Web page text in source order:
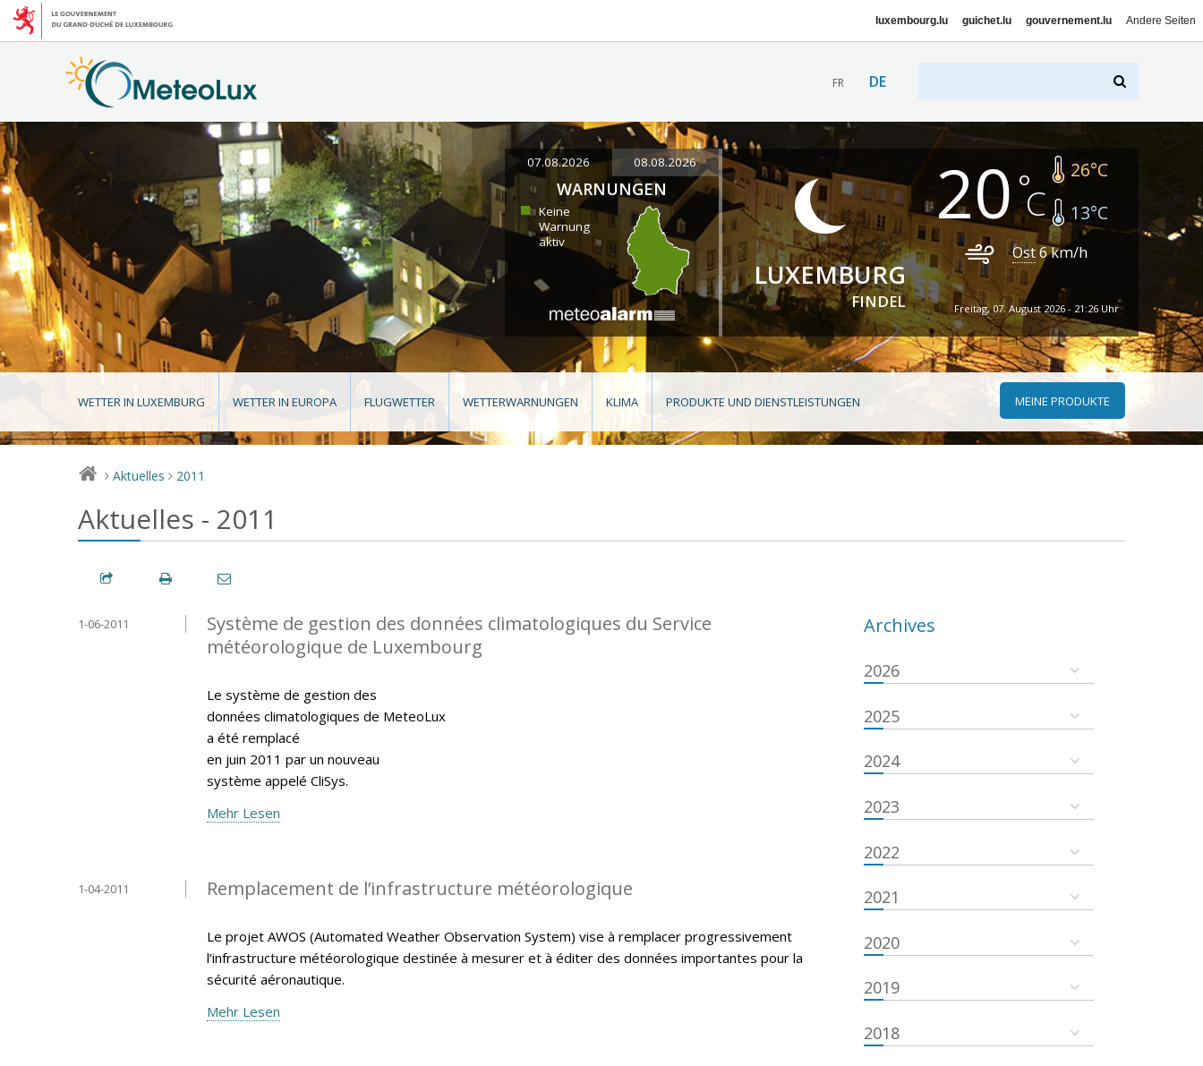
luxembourg.lu guichet.lu gouvernement.lu Andere Seiten
FR DE
07.08.2026 08.08.2026
WARNUNGEN
Keine
Warnung
aktiv
LUXEMBURG
FINDEL
20 26°C
13°C
Ost6km/h
Freitag, 07. August 2026 - 21:26 Uhr
WETTER IN LUXEMBURG WETTER IN EUROPA FLUGWETTER WETTERWARNUNGEN KLIMA PRODUKTE UND DIENSTLEISTUNGEN MEINE PRODUKTE
> Aktuelles > 2011
Aktuelles - 2011
Système de gestion des données climatologiques du Service
météorologique de Luxembourg
1-06-2011
Le système de gestion des
données climatologiques de MeteoLux
a été remplacé
en juin 2011 par un nouveau
système appelé CliSys.
Mehr Lesen
Remplacement de l’infrastructure météorologique
1-04-2011
Le projet AWOS (Automated Weather Observation System) vise à remplacer progressivement
l’infrastructure météorologique destinée à mesurer et à éditer des données importantes pour la
sécurité aéronautique.
Mehr Lesen
Archives
2026
2025
2024
2023
2022
2021
2020
2019
2018